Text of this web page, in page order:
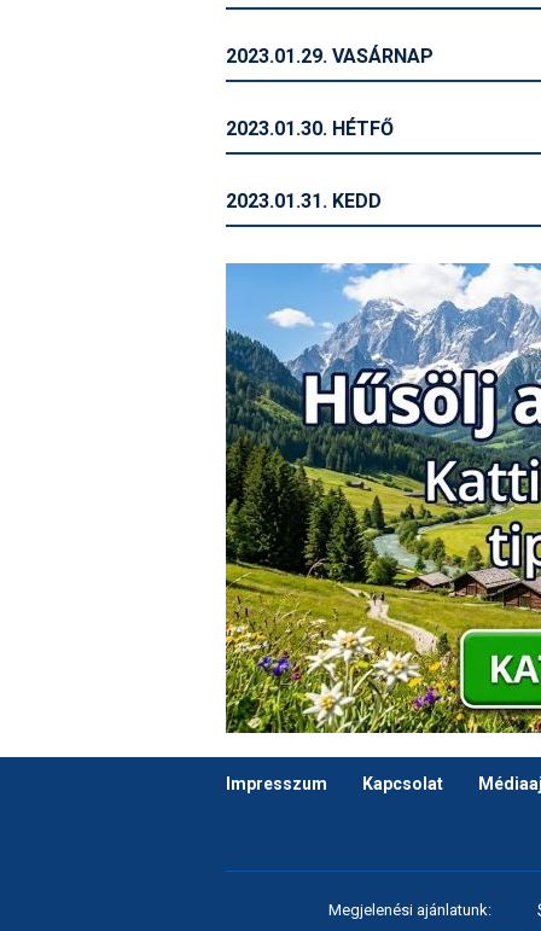
2023.01.29. VASÁRNAP
2023.01.30. HÉTFŐ
2023.01.31. KEDD
Impresszum Kapcsolat
Megjelenési ajánlatunk: